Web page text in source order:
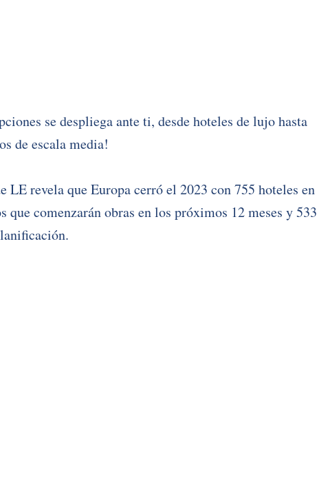
se despliega ante ti, desde hoteles de lujo hasta
de escala media!
LE revela que Europa cerró el 2023 con 755 hoteles en
que comenzarán obras en los próximos 12 meses y 533